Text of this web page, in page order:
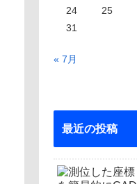
24
25
31
« 7月
最近の投稿